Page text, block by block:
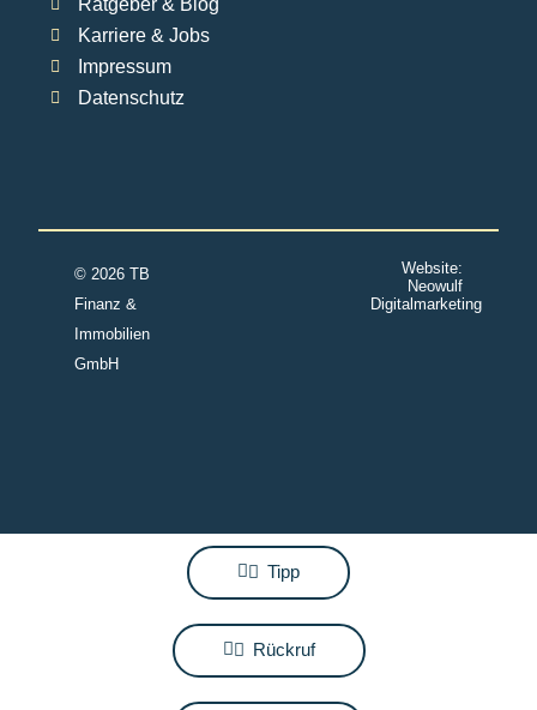
Karriere & Jobs
Impressum
Datenschutz
© 2026 TB
Finanz &
Immobilien
GmbH
Website:
Neowulf
Digitalmarketing
Tipp
Rückruf